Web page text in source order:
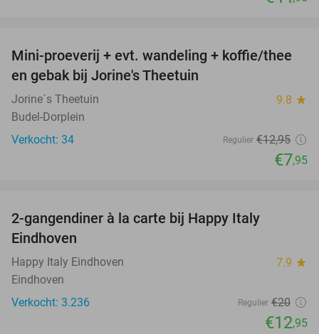
39%
Mini-proeverij + evt. wandeling + koffie/thee
en gebak bij Jorine's Theetuin
Jorine´s Theetuin 9.8 star
Budel-Dorplein
Verkocht: 34
Regulier €12,95
€7,95
2-gangendiner à la carte bij Happy Italy
Eindhoven
Happy Italy Eindhoven 7.9 star
Eindhoven
Verkocht: 3.236
Regulier €20
€12,95